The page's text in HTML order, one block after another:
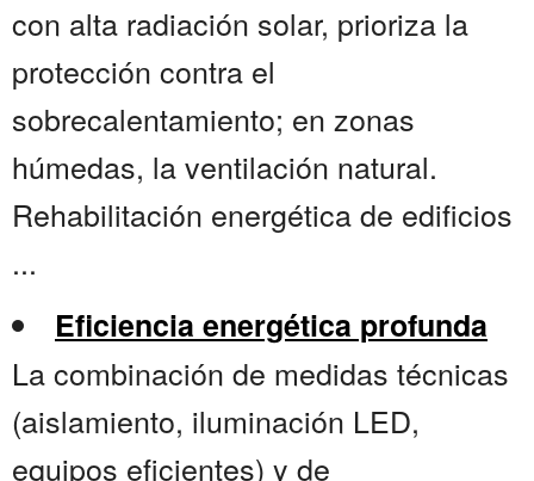
con alta radiación solar, prioriza la
protección contra el
sobrecalentamiento; en zonas
húmedas, la ventilación natural.
Rehabilitación energética de edificios
...
Eficiencia energética profunda
La combinación de medidas técnicas
(aislamiento, iluminación LED,
equipos eficientes) y de